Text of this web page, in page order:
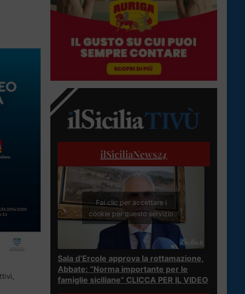
ilSiciliaNews24
Fai clic per accettare i
cookie per questo servizio
Sala d’Ercole approva la rottamazione,
Abbate: “Norma importante per le
famiglie siciliane” CLICCA PER IL VIDEO